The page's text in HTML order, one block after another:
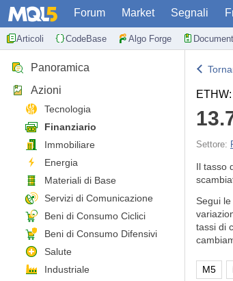
Forum Market Segnali
Articoli CodeBase Algo Forge
Panoramica
Azioni
Tecnologia
Finanziario
Immobiliare
Energia
Materiali di Base
Servizi di Comunicazione
Beni di Consumo Ciclici
Beni di Consumo Difensivi
Salute
Industriale
Settore:
Il tasso
Segui
tassi di
M5